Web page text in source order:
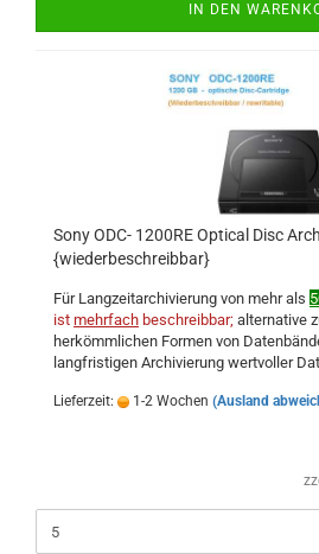
IN DEN
Sony ODC- 1200RE Optical Disc
{wiederbeschreibbar}
Für Langzeitarchivierung von mehr als
ist mehrfach beschreibbar; alternative
herkömmlichen Formen von
langfristigen Archivierung wertvoller
Lieferzeit: 1-2 Wochen (Ausland